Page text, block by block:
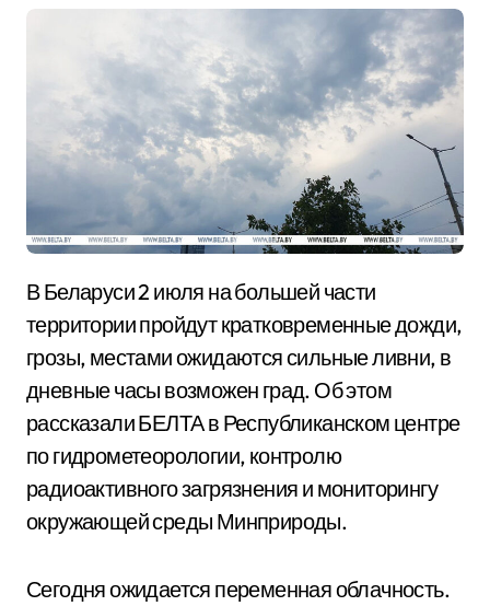
В Беларуси 2 июля на большей части
территории пройдут кратковременные дожди,
грозы, местами ожидаются сильные ливни, в
дневные часы возможен град. Об этом
рассказали БЕЛТА в Республиканском центре
по гидрометеорологии, контролю
радиоактивного загрязнения и мониторингу
окружающей среды Минприроды.
Сегодня ожидается переменная облачность.